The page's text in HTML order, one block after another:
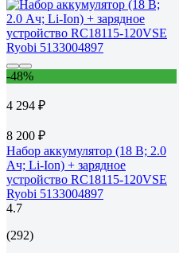
-48%
4 294 ₽
8 200 ₽
Набор аккумулятор (18 В; 2.0
Ач; Li-Ion) + зарядное
устройство RC18115-120VSE
Ryobi 5133004897
4.7
(292)